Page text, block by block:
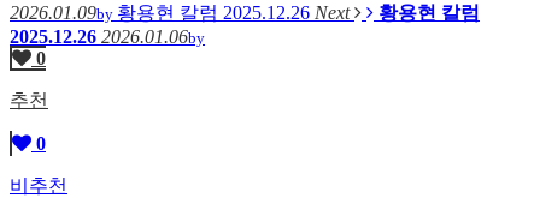
2026.01.09by 황용현 칼럼 2025.12.26 Next
황용현 칼럼
2025.12.26 2026.01.06by
0
추천
0
비추천